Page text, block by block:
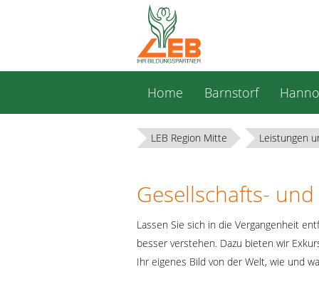
überspringen
Home Barnstorf
LEB Region Mitte Leistungen
Gesellschafts-
Lassen Sie sich in die Vergangenheit
besser verstehen. Dazu bieten wir
Ihr eigenes Bild von der Welt, wie und